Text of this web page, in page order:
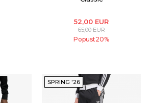
52,00 EUR
65,00EUR
Popust20%
SPRING '26